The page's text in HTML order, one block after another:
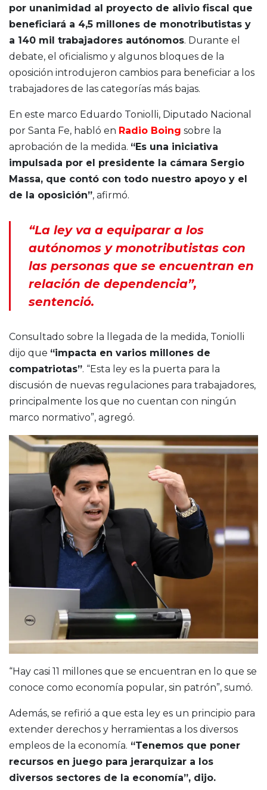
por unanimidad al proyecto de alivio fiscal que
beneficiará a 4,5 millones de monotributistas y
a 140 mil trabajadores autónomos. Durante el
debate, el oficialismo y algunos bloques de la
oposición introdujeron cambios para beneficiar a los
trabajadores de las categorías más bajas.
En este marco Eduardo Toniolli, Diputado Nacional
por Santa Fe, habló en Radio Boing sobre la
aprobación de la medida. “Es una iniciativa
impulsada por el presidente la cámara Sergio
Massa, que contó con todo nuestro apoyo y el
de la oposición”, afirmó.
“La ley va a equiparar a los
autónomos y monotributistas con
las personas que se encuentran en
relación de dependencia”,
sentenció.
Consultado sobre la llegada de la medida, Toniolli
dijo que “impacta en varios millones de
compatriotas”. “Esta ley es la puerta para la
discusión de nuevas regulaciones para trabajadores,
principalmente los que no cuentan con ningún
marco normativo”, agregó.
“Hay casi 11 millones que se encuentran en lo que se
conoce como economía popular, sin patrón”, sumó.
Además, se refirió a que esta ley es un principio para
extender derechos y herramientas a los diversos
empleos de la economía. “Tenemos que poner
recursos en juego para jerarquizar a los
diversos sectores de la economía”, dijo.